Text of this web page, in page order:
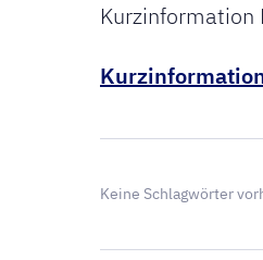
Kurzinformation
Keine Schlagwörter